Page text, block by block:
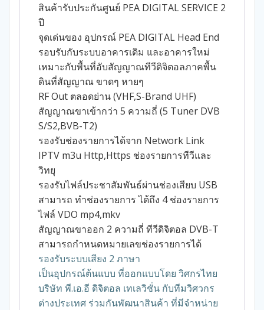
สินค้ารับประกันศูนย์ PEA DIGITAL SERVICE 2
ปี
จุดเด่นของ อุปกรณ์ PEA DIGITAL Head End
รอบรับกับระบบอาคารเดิม และอาคารใหม่
เหมาะกับพื้นที่อับสัญญาณทีวีดิจิตอลภาคพื้น
ดินที่สัญญาณ ขาดๆ หายๆ
RF Out ตลอดย่าน (VHF,S-Brand UHF)
สัญญาณขาเข้ากว่า 5 ความถี่ (5 Tuner DVB
S/S2,BVB-T2)
รองรับช่องรายการได้จาก Network Link
IPTV m3u Http,Https ช่องรายการทีวีและ
วิทยุ
รองรับไฟล์ประชาสัมพันธ์ผ่านช่องเสียบ USB
สามารถ ทำช่องรายการ ได้ถึง 4 ช่องรายการ
ไฟล์ VDO mp4,mkv
สัญญาณขาออก 2 ความถี่ ทีวีดิจิตอล DVB-T
สามารถกำหนดหมายเลขช่องรายการได้
รองรับระบบเสียง 2 ภาษา
เป็นอุปกรณ์ต้นแบบ ที่ออกแบบโดย วิศกรไทย
บริษัท พี.เอ.อี ดิจิตอล เทเลวิชั่น กับทีมวิศวกร
ต่างประเทศ ร่วมกันพัฒนาสินค้า ที่มีจำหน่าย